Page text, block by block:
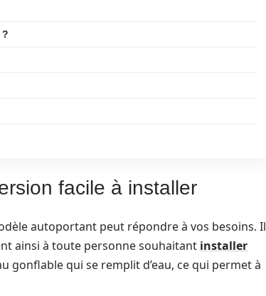
facile à installer
autoportant peut répondre à vos besoins. Il
ainsi à toute personne souhaitant installer
gonflable qui se remplit d’eau, ce qui permet à